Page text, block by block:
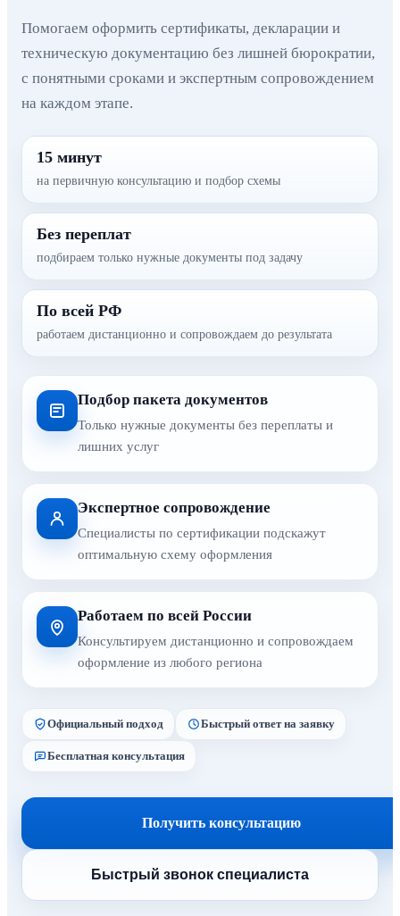
Помогаем оформить сертификаты, декларации и
техническую документацию без лишней бюрократии,
с понятными сроками и экспертным сопровождением
на каждом этапе.
15 минут
на первичную консультацию и подбор схемы
Без переплат
подбираем только нужные документы под задачу
По всей РФ
работаем дистанционно и сопровождаем до результата
Подбор пакета документов
Только нужные документы без переплаты и
лишних услуг
Экспертное сопровождение
Специалисты по сертификации подскажут
оптимальную схему оформления
Работаем по всей России
Консультируем дистанционно и сопровождаем
оформление из любого региона
Официальный подход Быстрый ответ на заявку
Бесплатная консультация
Получить консультацию
Быстрый звонок специалиста